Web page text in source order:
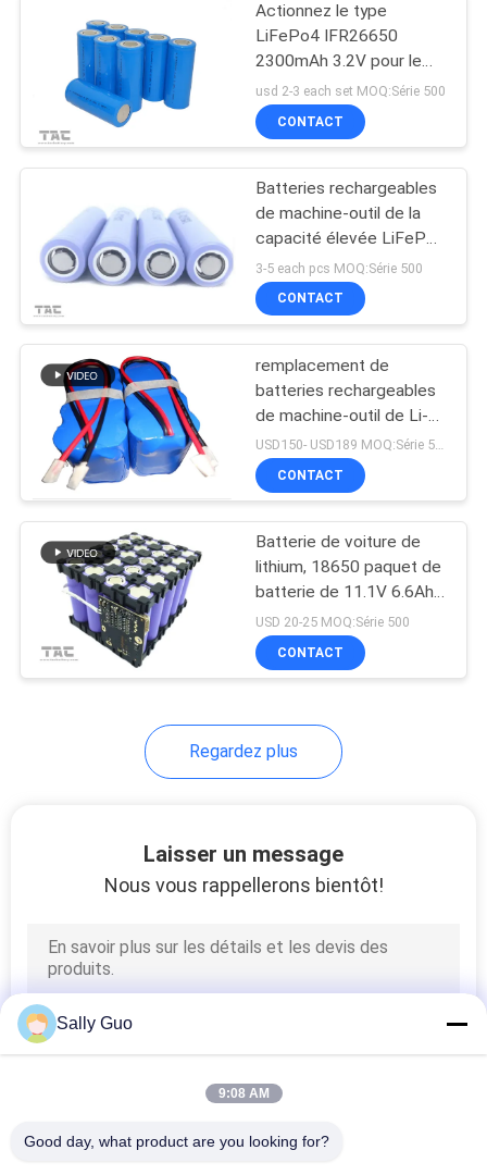
PRIVACY
POLICY
Actionnez le type
LiFePo4 IFR26650
2300mAh 3.2V pour le
courant dérivé de la
machine-outil 10C
usd 2-3 each set MOQ:Série 500
CONTACT
Batteries rechargeables
de machine-outil de la
capacité élevée LiFePo4
21700 4200mAh 3.2V
3-5 each pcs MOQ:Série 500
CONTACT
remplacement de
batteries rechargeables
de machine-outil de Li-
ion de 12.8V 4.6AH pour
Playmobile
USD150- USD189 MOQ:Série 500
CONTACT
Batterie de voiture de
lithium, 18650 paquet de
batterie de 11.1V 6.6Ah
LI-ION pour la machine-
outil de voiture
USD 20-25 MOQ:Série 500
CONTACT
Regardez plus
Laisser un message
Nous vous rappellerons bientôt!
Sally Guo
9:08 AM
Good day, what product are you looking for?